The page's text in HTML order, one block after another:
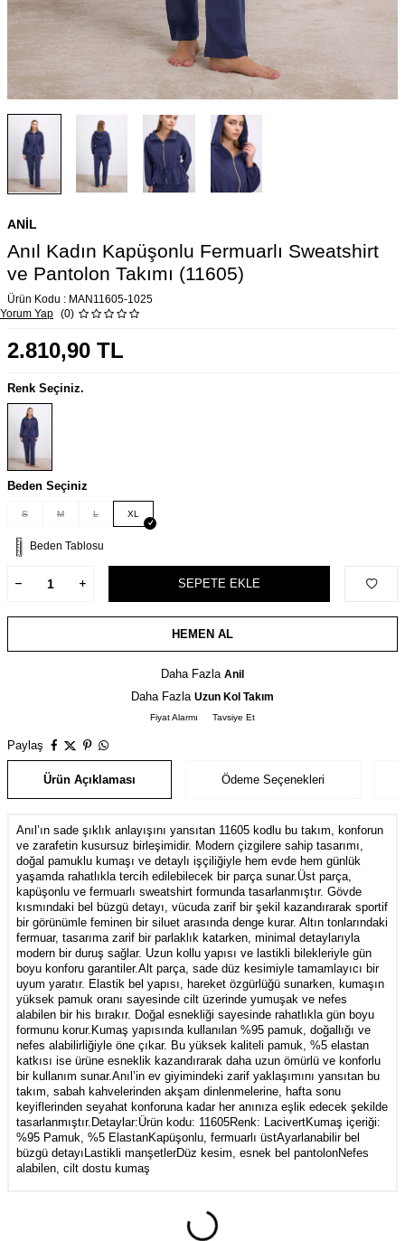
ANIL
Anıl Kadın Kapüşonlu Fermuarlı Sweatshirt
ve Pantolon Takımı (11605)
Ürün Kodu : MAN11605-1025
Yorum Yap (0)
2.810,90 TL
Renk Seçiniz.
Beden Seçiniz
S M L XL
Beden Tablosu
SEPETE EKLE
HEMEN AL
Daha Fazla Anil
Daha Fazla Uzun Kol Takım
Fiyat Alarmı Tavsiye Et
Paylaş
Ürün Açıklaması Ödeme Seçenekleri
Anıl’ın sade şıklık anlayışını yansıtan 11605 kodlu bu takım, konforun
ve zarafetin kusursuz birleşimidir. Modern çizgilere sahip tasarımı,
doğal pamuklu kumaşı ve detaylı işçiliğiyle hem evde hem günlük
yaşamda rahatlıkla tercih edilebilecek bir parça sunar.Üst parça,
kapüşonlu ve fermuarlı sweatshirt formunda tasarlanmıştır. Gövde
kısmındaki bel büzgü detayı, vücuda zarif bir şekil kazandırarak sportif
bir görünümle feminen bir siluet arasında denge kurar. Altın tonlarındaki
fermuar, tasarıma zarif bir parlaklık katarken, minimal detaylarıyla
modern bir duruş sağlar. Uzun kollu yapısı ve lastikli bilekleriyle gün
boyu konforu garantiler.Alt parça, sade düz kesimiyle tamamlayıcı bir
uyum yaratır. Elastik bel yapısı, hareket özgürlüğü sunarken, kumaşın
yüksek pamuk oranı sayesinde cilt üzerinde yumuşak ve nefes
alabilen bir his bırakır. Doğal esnekliği sayesinde rahatlıkla gün boyu
formunu korur.Kumaş yapısında kullanılan %95 pamuk, doğallığı ve
nefes alabilirliğiyle öne çıkar. Bu yüksek kaliteli pamuk, %5 elastan
katkısı ise ürüne esneklik kazandırarak daha uzun ömürlü ve konforlu
bir kullanım sunar.Anıl’in ev giyimindeki zarif yaklaşımını yansıtan bu
takım, sabah kahvelerinden akşam dinlenmelerine, hafta sonu
keyiflerinden seyahat konforuna kadar her anınıza eşlik edecek şekilde
tasarlanmıştır.Detaylar:Ürün kodu: 11605Renk: LacivertKumaş içeriği:
%95 Pamuk, %5 ElastanKapüşonlu, fermuarlı üstAyarlanabilir bel
büzgü detayıLastikli manşetlerDüz kesim, esnek bel pantolonNefes
alabilen, cilt dostu kumaş